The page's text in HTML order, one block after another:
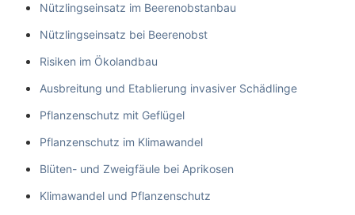
Nützlingseinsatz im Beerenobstanbau
Nützlingseinsatz bei Beerenobst
Risiken im Ökolandbau
Ausbreitung und Etablierung invasiver Schädlinge
Pflanzenschutz mit Geflügel
Pflanzenschutz im Klimawandel
Blüten- und Zweigfäule bei Aprikosen
Klimawandel und Pflanzenschutz